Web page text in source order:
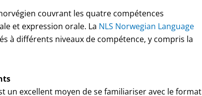
couvrant les quatre compétences
et expression orale. La NLS Norwegian Language
à différents niveaux de compétence, y compris la
un excellent moyen de se familiariser avec le format